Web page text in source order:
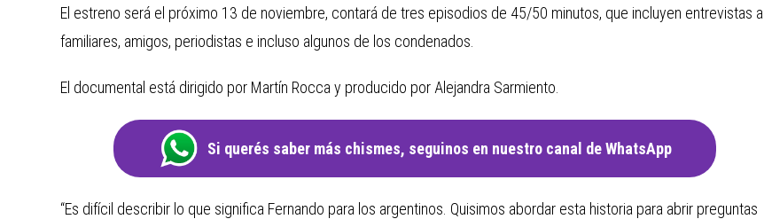
El estreno será el próximo 13 de noviembre, contará de tres episodios de 45/50 minutos, que incluyen entrevistas a
familiares, amigos, periodistas e incluso algunos de los condenados.
El documental está dirigido por Martín Rocca y producido por Alejandra Sarmiento.
Si querés saber más chismes, seguinos en nuestro canal de WhatsApp
“Es difícil describir lo que significa Fernando para los argentinos. Quisimos abordar esta historia para abrir preguntas